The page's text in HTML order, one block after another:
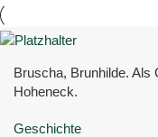
Bruscha, Brunhilde. Als
Hoheneck.
Geschichte